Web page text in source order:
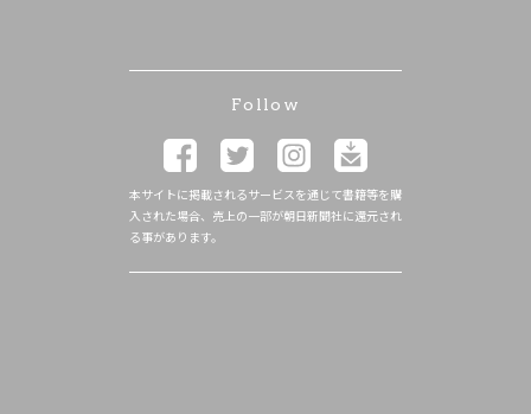
Follow
本サイトに掲載されるサービスを通じて書籍等を購
入された場合、売上の一部が朝日新聞社に還元され
る事があります。